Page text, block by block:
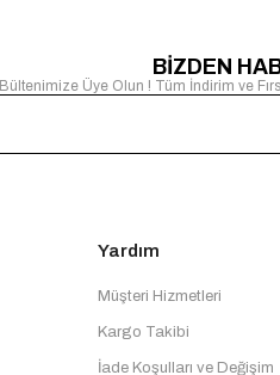
BİZDEN
Bültenimize Üye Olun ! Tüm İndirim ve
Yardım
Müşteri Hizmetleri
Kargo Takibi
İade Koşulları ve Değişim